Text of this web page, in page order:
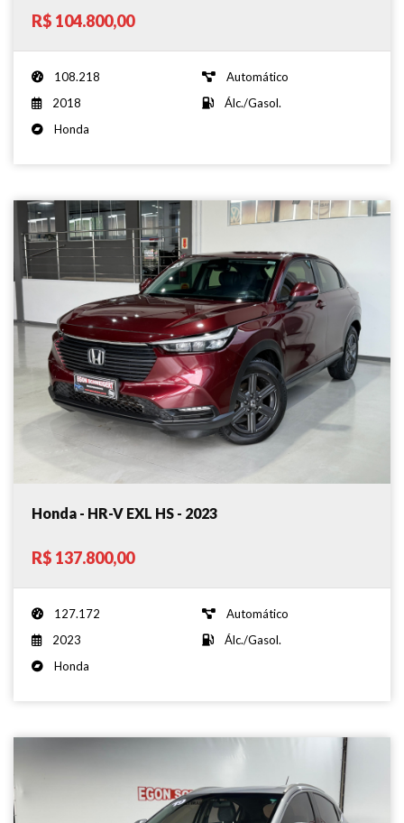
R$ 104.800,00
108.218
Automático
2018
Álc./Gasol.
Honda
Honda - HR-V EXL HS - 2023
R$ 137.800,00
127.172
Automático
2023
Álc./Gasol.
Honda